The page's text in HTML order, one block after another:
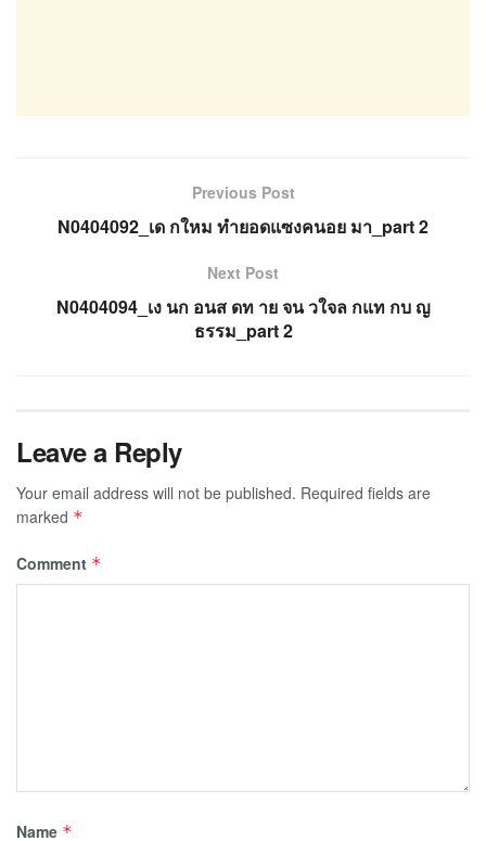
Previous Post
N0404092_เด กใหม ทำยอดแซงคนอย มา_part 2
Next Post
N0404094_เง นก อนส ดท าย จน วใจล กแท กบ ญ
ธรรม_part 2
Leave a Reply
Your email address will not be published. Required fields are
marked *
Comment *
Name *